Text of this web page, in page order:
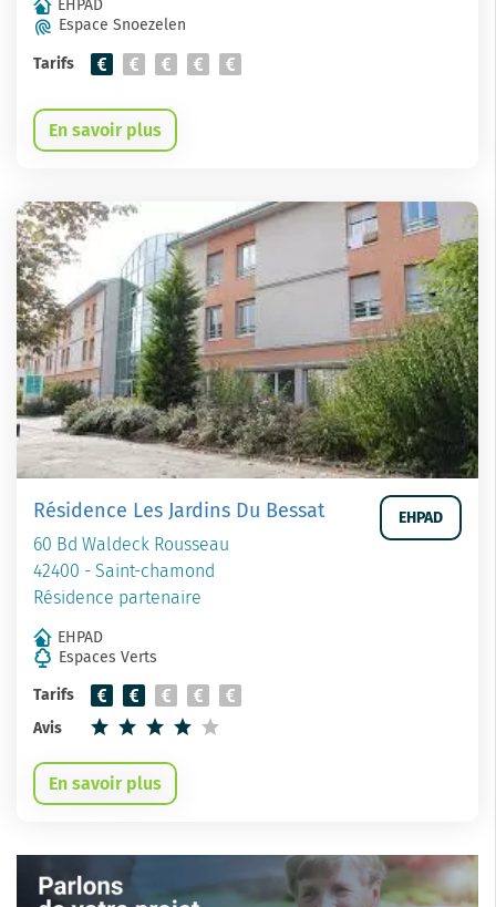
EHPAD
Espace Snoezelen
Tarifs
En savoir plus
Résidence Les Jardins Du Bessat
60 Bd Waldeck Rousseau
42400 - Saint-chamond
Résidence partenaire
EHPAD
EHPAD
Espaces Verts
Tarifs
Avis
En savoir plus